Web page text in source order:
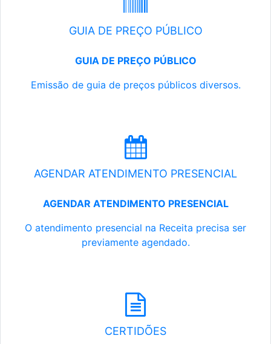
GUIA DE PREÇO PÚBLICO
GUIA DE PREÇO PÚBLICO
Emissão de guia de preços públicos diversos.
AGENDAR ATENDIMENTO PRESENCIAL
AGENDAR ATENDIMENTO PRESENCIAL
O atendimento presencial na Receita precisa ser
previamente agendado.
CERTIDÕES